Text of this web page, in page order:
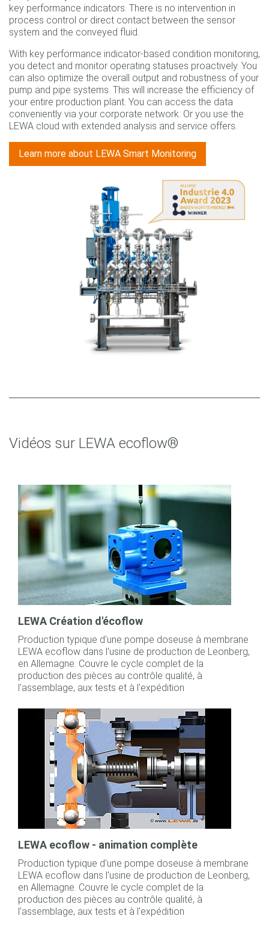
key performance indicators. There is no intervention in
process control or direct contact between the sensor
system and the conveyed fluid.
With key performance indicator-based condition monitoring,
you detect and monitor operating statuses proactively. You
can also optimize the overall output and robustness of your
pump and pipe systems. This will increase the efficiency of
your entire production plant. You can access the data
conveniently via your corporate network. Or you use the
LEWA cloud with extended analysis and service offers.
Learn more about LEWA Smart Monitoring
Vidéos sur LEWA ecoflow®
LEWA Création d'écoflow
Production typique d'une pompe doseuse à membrane
LEWA ecoflow dans l'usine de production de Leonberg,
en Allemagne. Couvre le cycle complet de la
production des pièces au contrôle qualité, à
l'assemblage, aux tests et à l'expédition
LEWA ecoflow - animation complète
Production typique d'une pompe doseuse à membrane
LEWA ecoflow dans l'usine de production de Leonberg,
en Allemagne. Couvre le cycle complet de la
production des pièces au contrôle qualité, à
l'assemblage, aux tests et à l'expédition